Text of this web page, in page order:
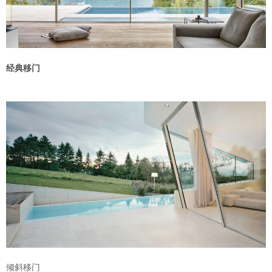
经典移门
倾斜移门